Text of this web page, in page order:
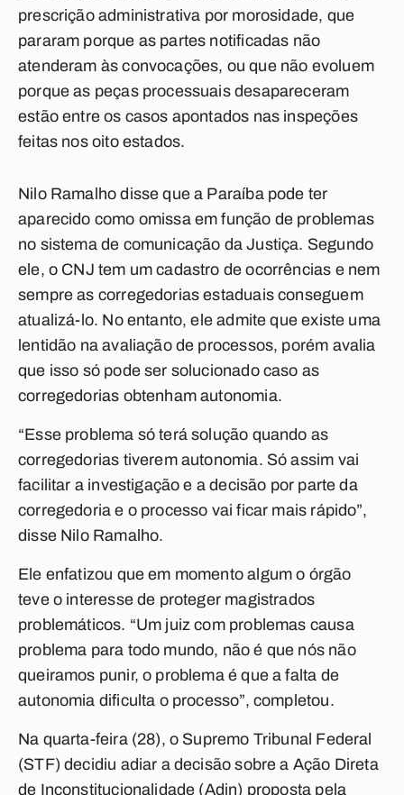
prescrição administrativa por morosidade, que
pararam porque as partes notificadas não
atenderam às convocações, ou que não evoluem
porque as peças processuais desapareceram
estão entre os casos apontados nas inspeções
feitas nos oito estados.
Nilo Ramalho disse que a Paraíba pode ter
aparecido como omissa em função de problemas
no sistema de comunicação da Justiça. Segundo
ele, o CNJ tem um cadastro de ocorrências e nem
sempre as corregedorias estaduais conseguem
atualizá-lo. No entanto, ele admite que existe uma
lentidão na avaliação de processos, porém avalia
que isso só pode ser solucionado caso as
corregedorias obtenham autonomia.
“Esse problema só terá solução quando as
corregedorias tiverem autonomia. Só assim vai
facilitar a investigação e a decisão por parte da
corregedoria e o processo vai ficar mais rápido”,
disse Nilo Ramalho.
Ele enfatizou que em momento algum o órgão
teve o interesse de proteger magistrados
problemáticos. “Um juiz com problemas causa
problema para todo mundo, não é que nós não
queiramos punir, o problema é que a falta de
autonomia dificulta o processo”, completou.
Na quarta-feira (28), o Supremo Tribunal Federal
(STF) decidiu adiar a decisão sobre a Ação Direta
de Inconstitucionalidade (Adin) proposta pela